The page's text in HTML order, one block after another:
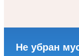
Не убран